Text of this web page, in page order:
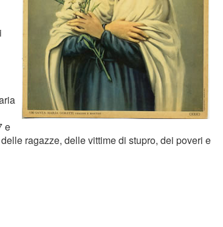
e
ragazze, delle vittime di stupro, dei poveri e